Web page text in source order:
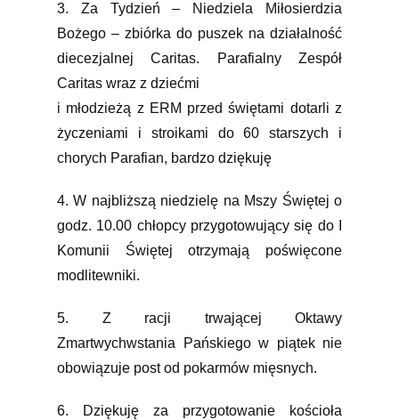
3. Za Tydzień – Niedziela Miłosierdzia
Bożego – zbiórka do puszek na działalność
diecezjalnej Caritas. Parafialny Zespół
Caritas wraz z dziećmi
i młodzieżą z ERM przed świętami dotarli z
życzeniami i stroikami do 60 starszych i
chorych Parafian, bardzo dziękuję
4. W najbliższą niedzielę na Mszy Świętej o
godz. 10.00 chłopcy przygotowujący się do I
Komunii Świętej otrzymają poświęcone
modlitewniki.
5. Z racji trwającej Oktawy
Zmartwychwstania Pańskiego w piątek nie
obowiązuje post od pokarmów mięsnych.
6. Dziękuję za przygotowanie kościoła